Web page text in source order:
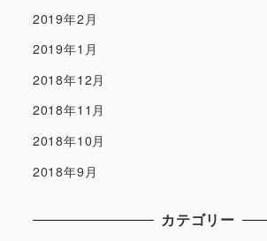
2019年2月
2019年1月
2018年12月
2018年11月
2018年10月
2018年9月
カテゴリー